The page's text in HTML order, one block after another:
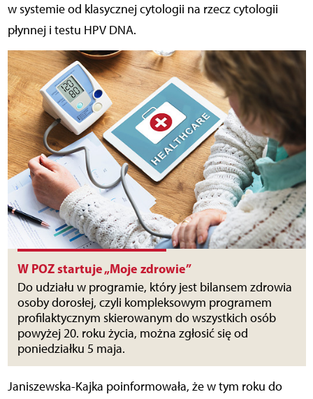
w systemie od klasycznej cytologii na rzecz cytologii
płynnej i testu HPV DNA.
W POZ startuje „Moje zdrowie”
Do udziału w programie, który jest bilansem zdrowia
osoby dorosłej, czyli kompleksowym programem
profilaktycznym skierowanym do wszystkich osób
powyżej 20. roku życia, można zgłosić się od
poniedziałku 5 maja.
Janiszewska-Kajka poinformowała, że w tym roku do